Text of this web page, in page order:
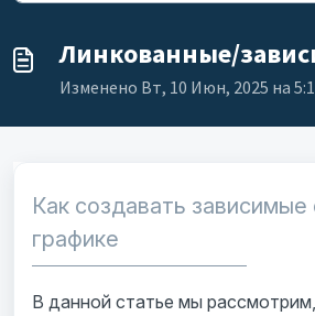
Линкованные/
Изменено Вт, 10 Июн, 2025 на
Как создавать зависимые
графике
В данной статье мы